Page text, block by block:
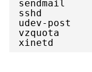
sendmail
sshd
udev-post
vzquota
xinetd